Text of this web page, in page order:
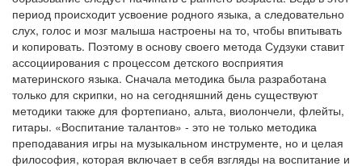
период происходит усвоение родного языка, а следовательно
слух, голос и мозг малыша настроены на то, чтобы впитывать
и копировать. Поэтому в основу своего метода Судзуки ставит
ассоциирования с процессом детского восприятия
материнского языка. Сначала методика была разработана
только для скрипки, но на сегодняшний день существуют
методики также для фортепиано, альта, виолончели, флейты,
гитары. «Воспитание талантов» - это не только методика
преподавания игры на музыкальном инструменте, но и целая
философия, которая включает в себя взгляды на воспитание и